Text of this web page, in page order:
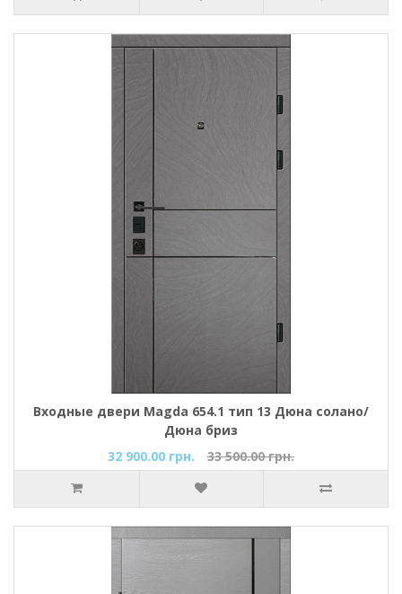
Входные двери Magda 654.1 тип 13 Дюна солано/
Дюна бриз
32 900.00 грн.
33 500.00 грн.